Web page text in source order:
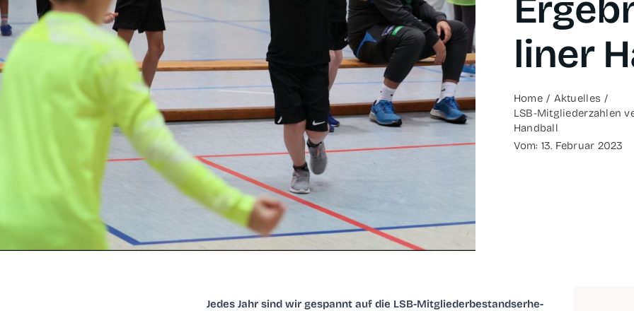
li­ner
Home
Aktu­el­les
LSB-Mit­­glie­­der­­zah­­len
Handball
Vom: 13. Febru­ar 2023
Jedes Jahr sind wir gespannt auf die LSB-Mit­­glie­­der­­be­­stand­s­er­he­­